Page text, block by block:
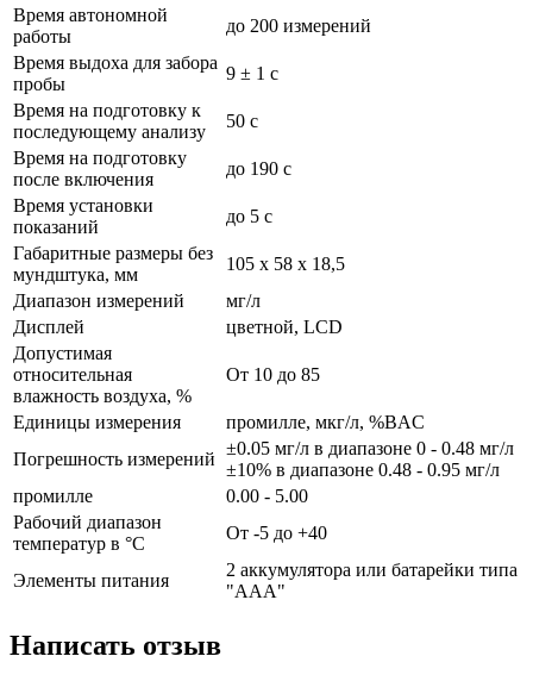
Время автономной
работы
до 200 измерений
Время выдоха для забора
пробы
9 ± 1 с
Время на подготовку к
последующему анализу
50 с
Время на подготовку
после включения
до 190 с
Время установки
показаний
до 5 с
Габаритные размеры без
мундштука, мм
105 х 58 х 18,5
Диапазон измерений
мг/л
Дисплей
цветной, LCD
Допустимая
относительная
влажность воздуха, %
От 10 до 85
Единицы измерения
промилле, мкг/л, %BAC
Погрешность измерений
±0.05 мг/л в диапазоне 0 - 0.48 мг/л
±10% в диапазоне 0.48 - 0.95 мг/л
промилле
0.00 - 5.00
Рабочий диапазон
температур в °С
От -5 до +40
Элементы питания
2 аккумулятора или батарейки типа
"ААА"
Написать отзыв